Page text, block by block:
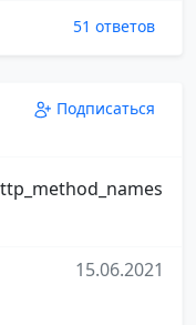
51 ответов
Подписаться
15.06.2021